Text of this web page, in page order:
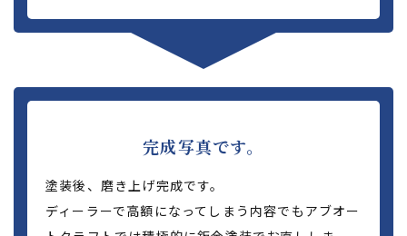
完成写真です。
塗装後、磨き上げ完成です。
ディーラーで高額になってしまう内容でもアブオー